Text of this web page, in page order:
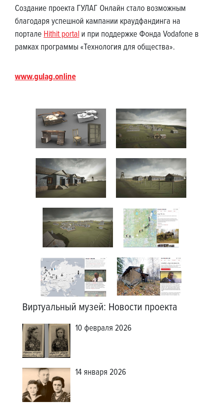
Создание проекта ГУЛАГ Онлайн стало возможным
благодаря успешной кампании краудфандинга на
порталеHithit portal и при поддержке Фонда Vodafone в
рамках программы «Технология для общества».
www.gulag.online
Виртуальный музей: Новости проекта
10 февраля 2026
14 января 2026